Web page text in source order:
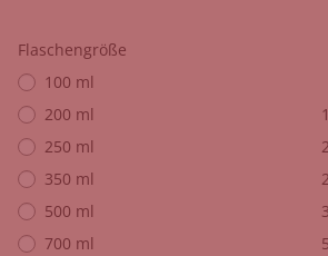
Flaschengröße
100 ml
200 ml
250 ml
350 ml
500 ml
700 ml